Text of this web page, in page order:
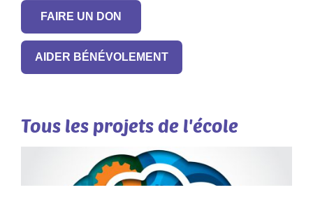
FAIRE UN DON
AIDER BÉNÉVOLEMENT
Tous les projets de l'école
Pédagogie active
En savoir plus